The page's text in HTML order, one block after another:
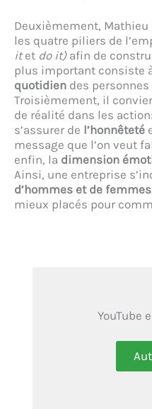
Deuxièmement, Mathieu
les quatre piliers de
itet do it)afin de
plus important consiste
quotidien des personnes
Troisièmement, il
de réalité dans les
s’assurer de l’honnêteté
message que l’on veut
enfin, la dimension
Ainsi, une entreprise
d’hommes et de femmes
mieux placés pour
YouTube